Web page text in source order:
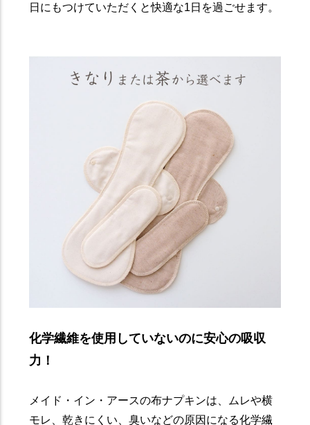
日にもつけていただくと快適な1日を過ごせます。
化学繊維を使用していないのに安心の吸収
力！
メイド・イン・アースの布ナプキンは、ムレや横
モレ、乾きにくい、臭いなどの原因になる化学繊